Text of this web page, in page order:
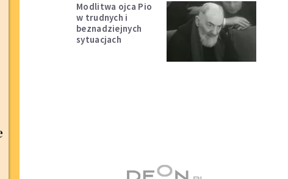
Modlitwa ojca Pio
w trudnych i
beznadziejnych
sytuacjach